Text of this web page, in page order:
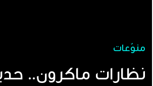
منوّعات
نظارات ماكرون..